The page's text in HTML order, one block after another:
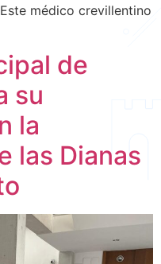
médico crevillentino
de
su
la
las Dianas